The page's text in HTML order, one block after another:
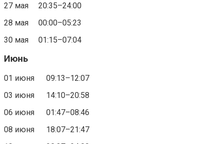
27 мая 20:35–24:00
28 мая 00:00–05:23
30 мая 01:15–07:04
Июнь
01 июня 09:13–12:07
03 июня 14:10–20:58
06 июня 01:47–08:46
08 июня 18:07–21:47